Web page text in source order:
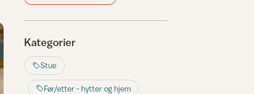
Kategorier
Stue
Før/etter - hytter og hjem